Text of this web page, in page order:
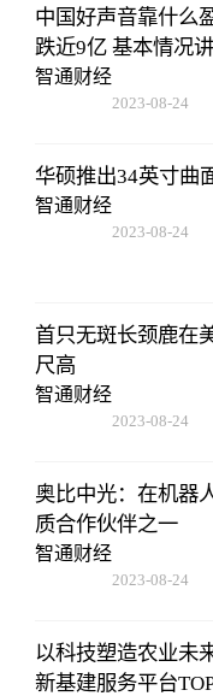
中国好声音靠什么
跌近9亿 基本情况
智通财经
2023-08-24
华硕推出34英寸曲
智通财经
2023-08-24
首只无斑长颈鹿在
尺高
智通财经
2023-08-24
奥比中光：在机器
质合作伙伴之一
智通财经
2023-08-24
以科技塑造农业未
新基建服务平台